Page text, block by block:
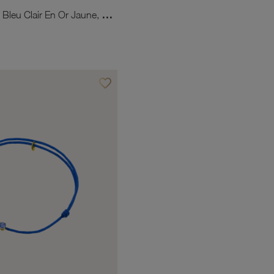
Bracelet Cordon Bleu Clair En Or Jaune, Oxyde De Zirconium
favorite_borderAjouter à vos favoris